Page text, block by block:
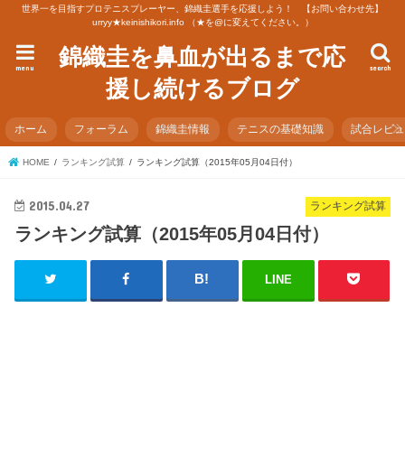
世界一を目指すプロテニスプレーヤー、錦織圭選手を応援しよう！ 【お問い合わせ先】
urryy★keinishikori.info （★を@に変えてください。）
錦織圭を鼻血が出るまで応
援し続けるブログ
search
menu
ホーム フォーラム 錦織圭情報 テニスの基礎知識 試合レビ
HOME ランキング試算 ランキング試算（2015年05月04日付）
ランキング試算
2015.04.27
ランキング試算（2015年05月04日付）
LINE